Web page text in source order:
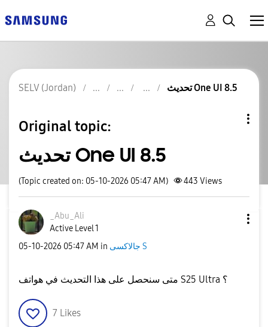
SELV (Jordan) تحديث One UI 8.5
Original topic:
تحديث One UI 8.5
(Topic created on: 05-10-2026 05:47 AM) 443 Views
_Abu_Ali
Active Level 1
‎05-10-2026 05:47 AM in جالاكسى S
متى سنحصل على هذا التحديث في هواتف S25 Ultra ؟
7 Likes